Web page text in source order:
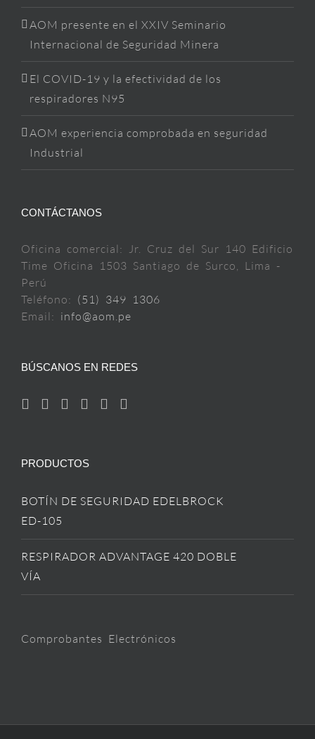
AOM presente en el XXIV Seminario
Internacional de Seguridad Minera
El COVID-19 y la efectividad de los
respiradores N95
AOM experiencia comprobada en seguridad
Industrial
CONTÁCTANOS
Oficina comercial: Jr. Cruz del Sur 140 Edificio
Time Oficina 1503 Santiago de Surco, Lima -
Perú
Teléfono: (51) 349 1306
Email: info@aom.pe
BÚSCANOS EN REDES
PRODUCTOS
BOTÍN DE SEGURIDAD EDELBROCK
ED-105
RESPIRADOR ADVANTAGE 420 DOBLE
VÍA
Comprobantes Electrónicos